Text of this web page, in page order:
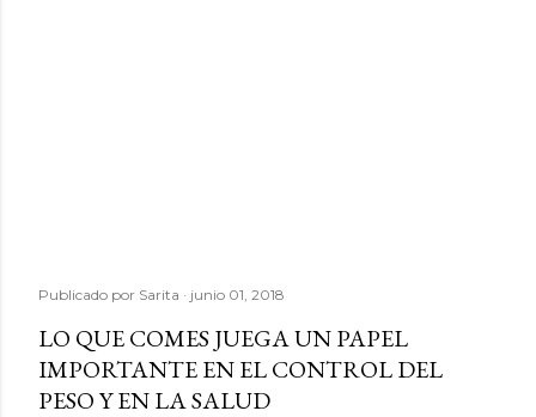
Publicado por Sarita junio 01, 2018
LO QUE COMES JUEGA UN PAPEL
IMPORTANTE EN EL CONTROL DEL
PESO Y EN LA SALUD